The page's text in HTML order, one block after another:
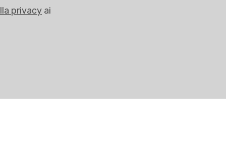
privacy ai